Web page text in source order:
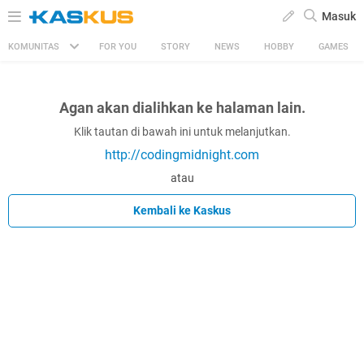
Masuk
KOMUNITAS FOR YOU STORY NEWS HOBBY GAMES
Agan akan dialihkan ke halaman lain.
Klik tautan di bawah ini untuk melanjutkan.
http://codingmidnight.com
atau
Kembali ke Kaskus